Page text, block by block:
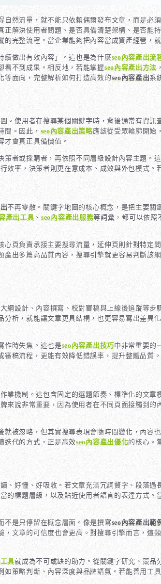
然流量，就不能只依賴偶爾發布文章，而是必
解決使用者問題、是否具備清楚架構、是否能
完整流程。當企業能夠把內容當成資產經營，
續做出有效內容」。這也是為什麼seo內容產出流
看不到成果。相反地，若能掌握seo內容產出方法
等面向，完整解析如何打造高效的seo內容產出系
。使用者在搜尋某個關鍵字時，背後通常有資
間。因此， seo內容產出策略應該從受眾輪廓開始
才會真正具備價值。
者或採購者，再依照不同層級設計內容主題。
效率，決策者則更在意成本、成效與外包模式
不再零散。關鍵字地圖的核心概念，是把主要
產出工具 、seo內容產出服務等詞彙，都可以依照
頁負責承接主要搜尋流量，延伸頁則針對特定
出多篇高品質內容，搜尋引擎就更容易判斷
綱設計、內容撰寫、校對審稿與上線後追蹤等
析，就能讓文章更具結構，也更容易寫出差
作時失焦。這也是seo內容產出技巧中非常重要的
稿流程，更能有效降低錯誤率，提升整體品
業機制。這包含固定的選題節奏、標準化的文
來說非常重要，因為使用者在不同頁面接觸到
被忽略，但其實搜尋表現會隨時間變化，內
迭代的方式，正是高效seo內容產出優化的核心。
、好懂、好吸收。若文章充滿冗詞贅字、段落
的標題層級，以及貼近使用者語言的表達方式
不是只停留在概念層面。像是撰寫seo內容產出範
文章的可信度也會更高。對搜尋引擎而言，這
具就成為不可或缺的助力。從關鍵字研究、競品
策略判斷、內容深度與品牌語氣。若能善用工